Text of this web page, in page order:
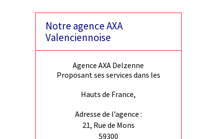
Notre agence AXA
Valenciennoise
Agence AXA Delzenne
Proposant ses services dans les
Hauts de France,
Adresse de l’agence :
21, Rue de Mons
59300